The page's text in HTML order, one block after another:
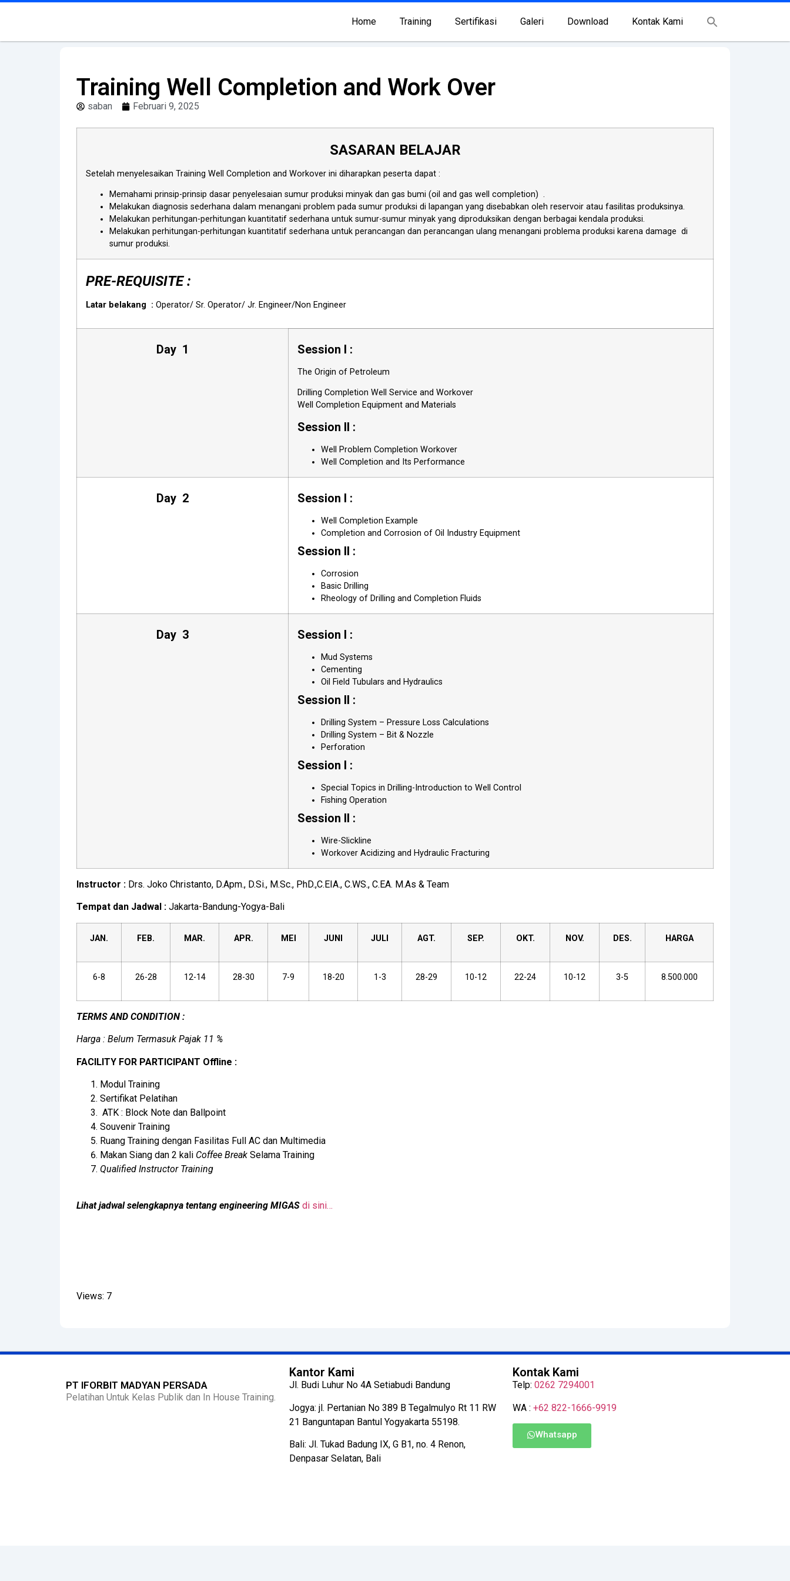
Home Training Sertifikasi Galeri Download Kontak Kami
Training Well Completion and Work Over
saban Februari 9, 2025
SASARAN BELAJAR
Setelah menyelesaikan Training Well Completion and Workover ini diharapkan peserta dapat :
Memahami prinsip-prinsip dasar penyelesaian sumur produksi minyak dan gas bumi (oil and gas well completion) .
Melakukan diagnosis sederhana dalam menangani problem pada sumur produksi di lapangan yang disebabkan oleh reservoir atau fasilitas produksinya.
Melakukan perhitungan-perhitungan kuantitatif sederhana untuk sumur-sumur minyak yang diproduksikan dengan berbagai kendala produksi.
Melakukan perhitungan-perhitungan kuantitatif sederhana untuk perancangan dan perancangan ulang menangani problema produksi karena damage di
sumur produksi.
PRE-REQUISITE :
Latar belakang : Operator/ Sr. Operator/ Jr. Engineer/Non Engineer
Day 1 Session I :
The Origin of Petroleum
Drilling Completion Well Service and Workover
Well Completion Equipment and Materials
Session II :
Well Problem Completion Workover
Well Completion and Its Performance
Day 2 Session I :
Well Completion Example
Completion and Corrosion of Oil Industry Equipment
Session II :
Corrosion
Basic Drilling
Rheology of Drilling and Completion Fluids
Day 3 Session I :
Mud Systems
Cementing
Oil Field Tubulars and Hydraulics
Session II :
Drilling System – Pressure Loss Calculations
Drilling System – Bit & Nozzle
Perforation
Session I :
Special Topics in Drilling-Introduction to Well Control
Fishing Operation
Session II :
Wire-Slickline
Workover Acidizing and Hydraulic Fracturing
Instructor : Drs. Joko Christanto, D.Apm., D.Si., M.Sc., PhD.,C.EIA., C.WS., C.EA. M.As & Team
Tempat dan Jadwal : Jakarta-Bandung-Yogya-Bali
JAN. FEB. MAR. APR. MEI JUNI JULI AGT. SEP. OKT. NOV. DES. HARGA
6-8 26-28 12-14 28-30 7-9 18-20 1-3 28-29 10-12 22-24 10-12 3-5 8.500.000
TERMS AND CONDITION :
Harga : Belum Termasuk Pajak 11 %
FACILITY FOR PARTICIPANT Offline :
Modul Training
Sertifikat Pelatihan
ATK : Block Note dan Ballpoint
Souvenir Training
Ruang Training dengan Fasilitas Full AC dan Multimedia
Makan Siang dan 2 kali Coffee Break Selama Training
Qualified Instructor Training
Lihat jadwal selengkapnya tentang engineering MIGAS di sini…
Views: 7
PT IFORBIT MADYAN PERSADA
Pelatihan Untuk Kelas Publik dan In House Training.
Kantor Kami
Jl. Budi Luhur No 4A Setiabudi Bandung
Jogya: jl. Pertanian No 389 B Tegalmulyo Rt 11 RW
21 Banguntapan Bantul Yogyakarta 55198.
Bali: Jl. Tukad Badung IX, G B1, no. 4 Renon,
Denpasar Selatan, Bali
Kontak Kami
Telp: 0262 7294001
WA : +62 822-1666-9919
Whatsapp